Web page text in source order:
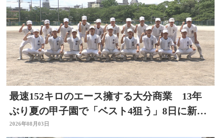
最速152キロのエース擁する大分商業 13年
ぶり夏の甲子園で「ベスト4狙う」8日に新潟
代表と対戦
2026年08月03日